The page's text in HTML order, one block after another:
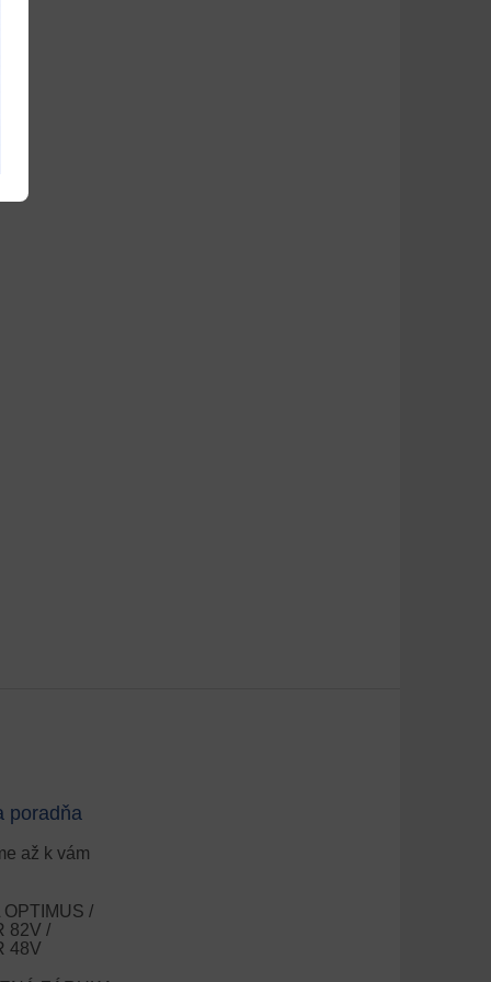
poradňa
až k vám
/
82V /
48V